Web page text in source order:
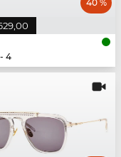
40 %
4